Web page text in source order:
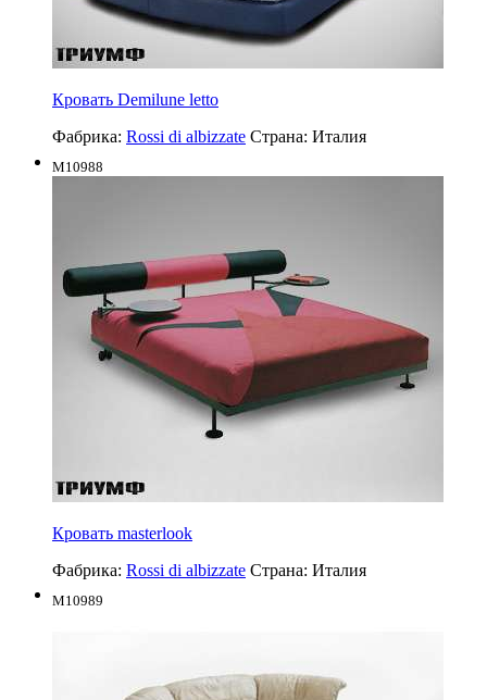
Кровать Demilune letto
Фабрика: Rossi di albizzate Страна: Италия
M10988
Кровать masterlook
Фабрика: Rossi di albizzate Страна: Италия
M10989